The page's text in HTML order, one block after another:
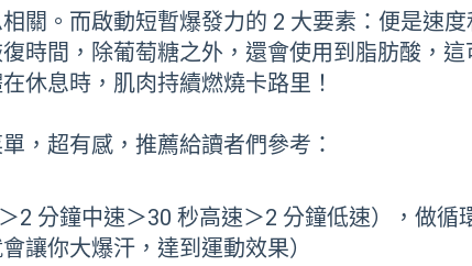
關。而啟動短暫爆發力的 2 大要素：便是速
時間，除葡萄糖之外，還會使用到脂肪酸，
休息時，肌肉持續燃燒卡路里！
，超有感，推薦給讀者們參考：
2 分鐘中速＞30 秒高速＞2 分鐘低速），做循
讓你大爆汗，達到運動效果）